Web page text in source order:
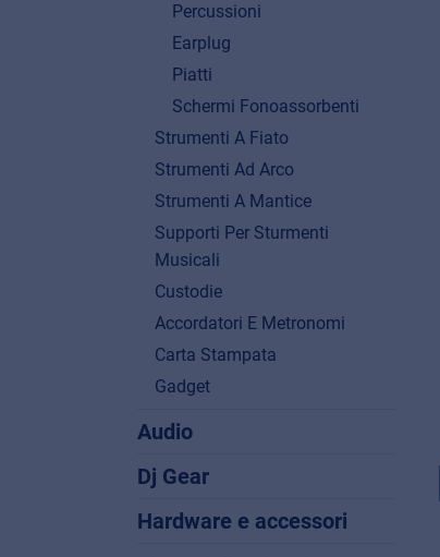
Percussioni
Earplug
Piatti
Schermi Fonoassorbenti
Strumenti A Fiato
Strumenti Ad Arco
Strumenti A Mantice
Supporti Per Sturmenti
Musicali
Custodie
Accordatori E Metronomi
Carta Stampata
Gadget
Audio
Dj Gear
Hardware e accessori